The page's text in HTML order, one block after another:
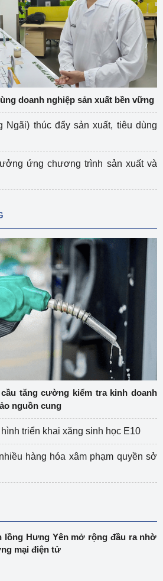
doanh nghiệp sản xuất bền vững
Ngãi) thúc đẩy sản xuất, tiêu dùng
ứng chương trình sản xuất và
tăng cường kiểm tra kinh doanh
nguồn cung
triển khai xăng sinh học E10
hàng hóa xâm phạm quyền sở
lồng Hưng Yên mở rộng đầu ra nhờ
mại điện tử